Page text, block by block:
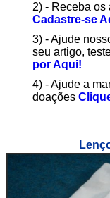
2) - Receba os
Cadastre-se
3) - Ajude
seu artigo,
por Aqui!
4) - Ajude a
doações